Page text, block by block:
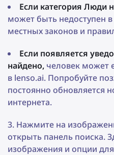
Если категория Люди
может быть недоступен
местных законов и
Если появляется
найдено, человек может
в lenso.ai. Попробуйте
постоянно обновляется
интернета.
Нажмите на
открыть панель поиска.
изображения и опции